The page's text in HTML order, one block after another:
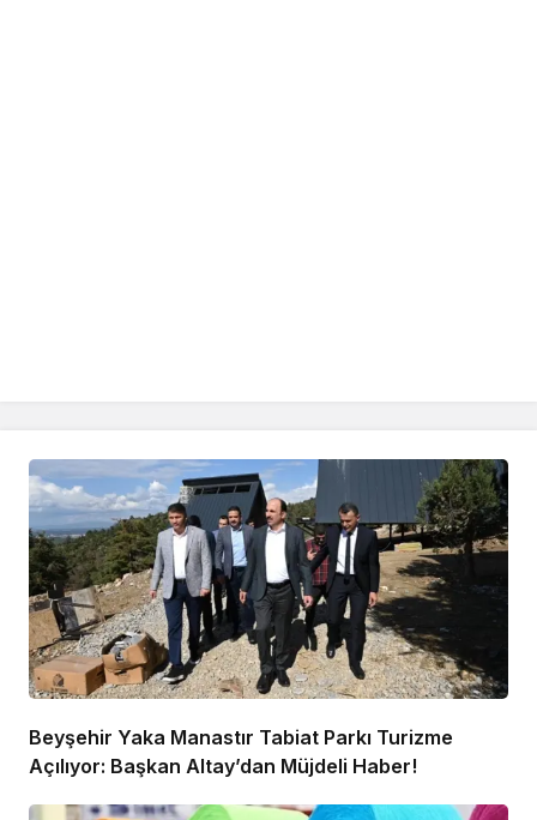
Beyşehir Yaka Manastır Tabiat Parkı Turizme
Açılıyor: Başkan Altay’dan Müjdeli Haber!